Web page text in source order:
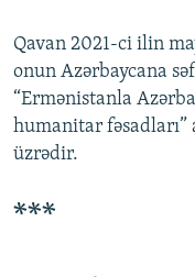
Qavan 2021-ci ilin
onun Azərbaycana
“Ermənistanla
humanitar fəsadları”
üzrədir.
***